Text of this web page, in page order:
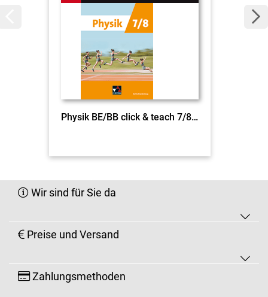
Physik BE/BB click & teach 7/8 EL
Wir sind für Sie da
Preise und Versand
Zahlungsmethoden